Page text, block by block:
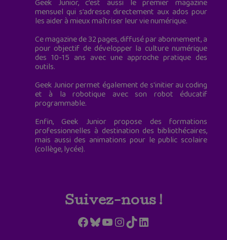
Geek Junior, c’est aussi le premier magazine
mensuel qui s’adresse directement aux ados pour
les aider à mieux maîtriser leur vie numérique.
Ce magazine de 32 pages, diffusé par abonnement, a
pour objectif de développer la culture numérique
des 10-15 ans avec une approche pratique des
outils.
Geek Junior permet également de s'initier au coding
et à la robotique avec son robot éducatif
programmable.
Enfin, Geek Junior propose des formations
professionnelles à destination des bibliothécaires,
mais aussi des animations pour le public scolaire
(collège, lycée).
Suivez-nous !
Facebook
Bluesky
YouTube
Instagram
TikTokLinkedIn